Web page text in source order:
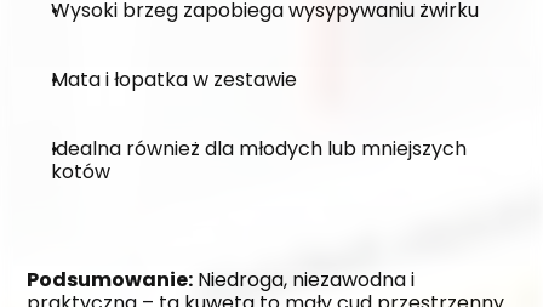
Wysoki brzeg zapobiega wysypywaniu żwirku
Mata i łopatka w zestawie
Idealna również dla młodych lub mniejszych
kotów
Podsumowanie: Niedroga, niezawodna i